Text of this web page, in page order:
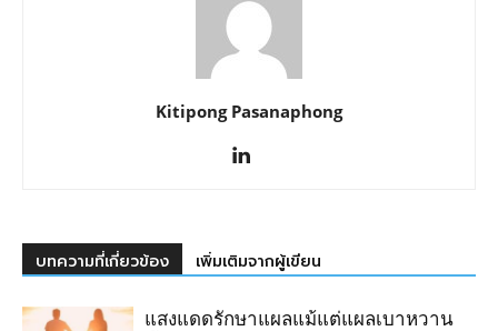
Kitipong Pasanaphong
บทความที่เกี่ยวข้อง เพิ่มเติมจากผู้เขียน
แสงแดดรักษาแผลแม้แต่แผลเบาหวาน